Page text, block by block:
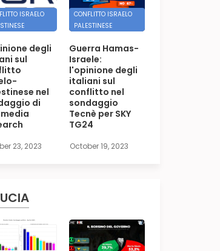
ISRAELO
degli
sul
nel
di
23, 2023
CONFLITTO ISRAELO
PALESTINESE
Guerra Hamas-
Israele:
l'opinione degli
italiani sul
conflitto nel
sondaggio
Tecnè per SKY
TG24
October 19, 2023